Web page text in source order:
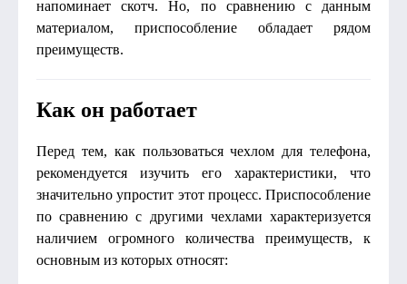
напоминает скотч. Но, по сравнению с данным
материалом, приспособление обладает рядом
преимуществ.
Как он работает
Перед тем, как пользоваться чехлом для телефона,
рекомендуется изучить его характеристики, что
значительно упростит этот процесс. Приспособление
по сравнению с другими чехлами характеризуется
наличием огромного количества преимуществ, к
основным из которых относят: